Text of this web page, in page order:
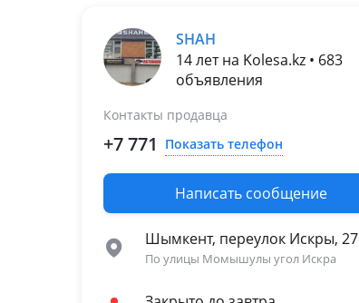
SHAH
14 лет на Kolesa.kz • 683
объявления
Контакты продавца
+7 771 Показать телефон
Написать сообщение
Шымкент, переулок Искры, 27
По улицы Момышулы угол Искра